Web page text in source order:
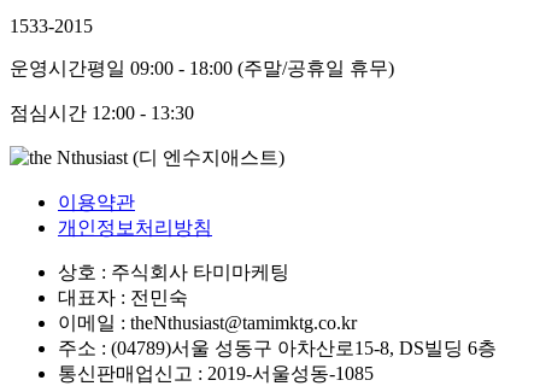
1533-2015
운영시간평일 09:00 - 18:00 (주말/공휴일 휴무)
점심시간 12:00 - 13:30
이용약관
개인정보처리방침
상호 : 주식회사 타미마케팅
대표자 : 전민숙
이메일 : theNthusiast@tamimktg.co.kr
주소 : (04789)서울 성동구 아차산로15-8, DS빌딩 6층
통신판매업신고 : 2019-서울성동-1085